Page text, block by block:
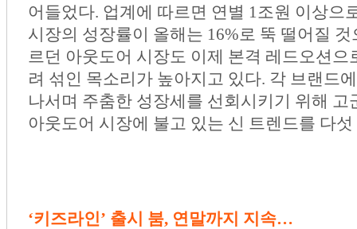
어들었다. 업계에 따르면 연별 1조원 이상으
시장의 성장률이 올해는 16%로 뚝 떨어질
르던 아웃도어 시장도 이제 본격 레드오션으
려 섞인 목소리가 높아지고 있다. 각 브랜드
나서며 주춤한 성장세를 선회시키기 위해
아웃도어 시장에 불고 있는 신 트렌드를 다
‘키즈라인’ 출시 붐, 연말까지 지속…